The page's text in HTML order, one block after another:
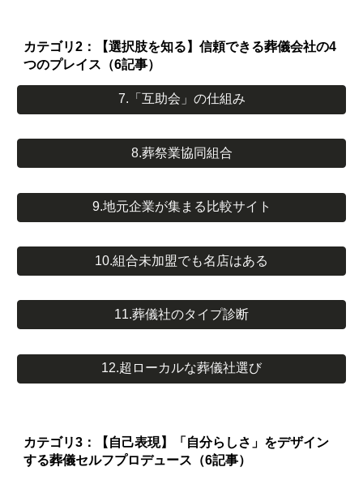
カテゴリ2：【選択肢を知る】信頼できる葬儀会社の4
つのプレイス（6記事）
7.「互助会」の仕組み
8.葬祭業協同組合
9.地元企業が集まる比較サイト
10.組合未加盟でも名店はある
11.葬儀社のタイプ診断
12.超ローカルな葬儀社選び
カテゴリ3：【自己表現】「自分らしさ」をデザイン
する葬儀セルフプロデュース（6記事）